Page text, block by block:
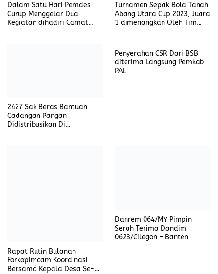
Dalam Satu Hari Pemdes
Curup Menggelar Dua
Kegiatan dihadiri Camat
Turnamen Sepak Bola Tanah
Abang Utara Cup 2023, Juara
1 dimenangkan Oleh Tim
2427 Sak Beras Bantuan
Cadangan Pangan
Didistribusikan Di
Penyerahan CSR Dari BSB
diterima Langsung Pemkab
PALI
Rapat Rutin Bulanan
Forkopimcam Koordinasi
Bersama Kepala Desa Se-
Danrem 064/MY Pimpin
Serah Terima Dandim
0623/Cilegon – Banten